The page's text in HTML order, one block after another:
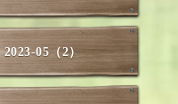
2023-05（2）